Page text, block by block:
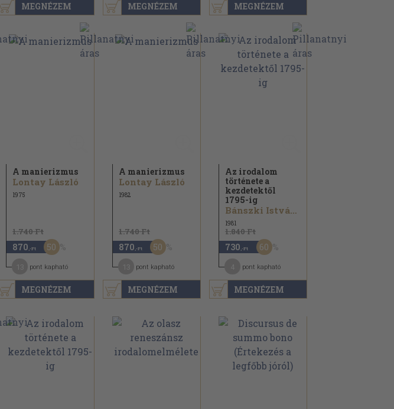
MEGNÉZEM MEGNÉZEM MEGNÉZEM
MEGNÉZEM
A manierizmus
Lontay László
1975
1.740 Ft
870 ,-Ft 50
pont kapható
MEGNÉZEM
A manierizmus
Lontay László
1982
1.740 Ft
870 ,-Ft 50
pont kapható
MEGNÉZEM
Az irodalom
története a
kezdetektől
1795-ig
Bánszki István...
1981
1.840 Ft
730 ,-Ft 60
pont kapható